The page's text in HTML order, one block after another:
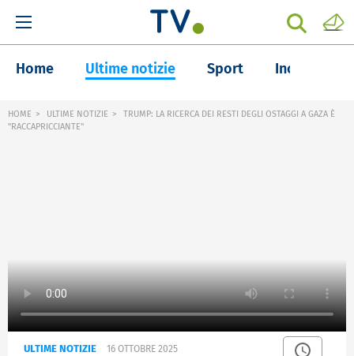
Home Ultime notizie Sport Inchieste
HOME ULTIME NOTIZIE
TRUMP: LA RICERCA DEI RESTI DEGLI OSTAGGI A GAZA È
"RACCAPRICCIANTE"
ULTIME NOTIZIE 16 OTTOBRE 2025